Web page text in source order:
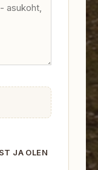
JA OLEN